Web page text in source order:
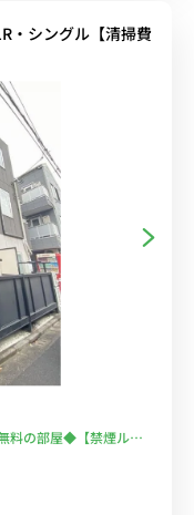
・シングル【清掃費
料の部屋◆【禁煙ルー